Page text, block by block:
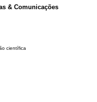
& Comunicações
científica